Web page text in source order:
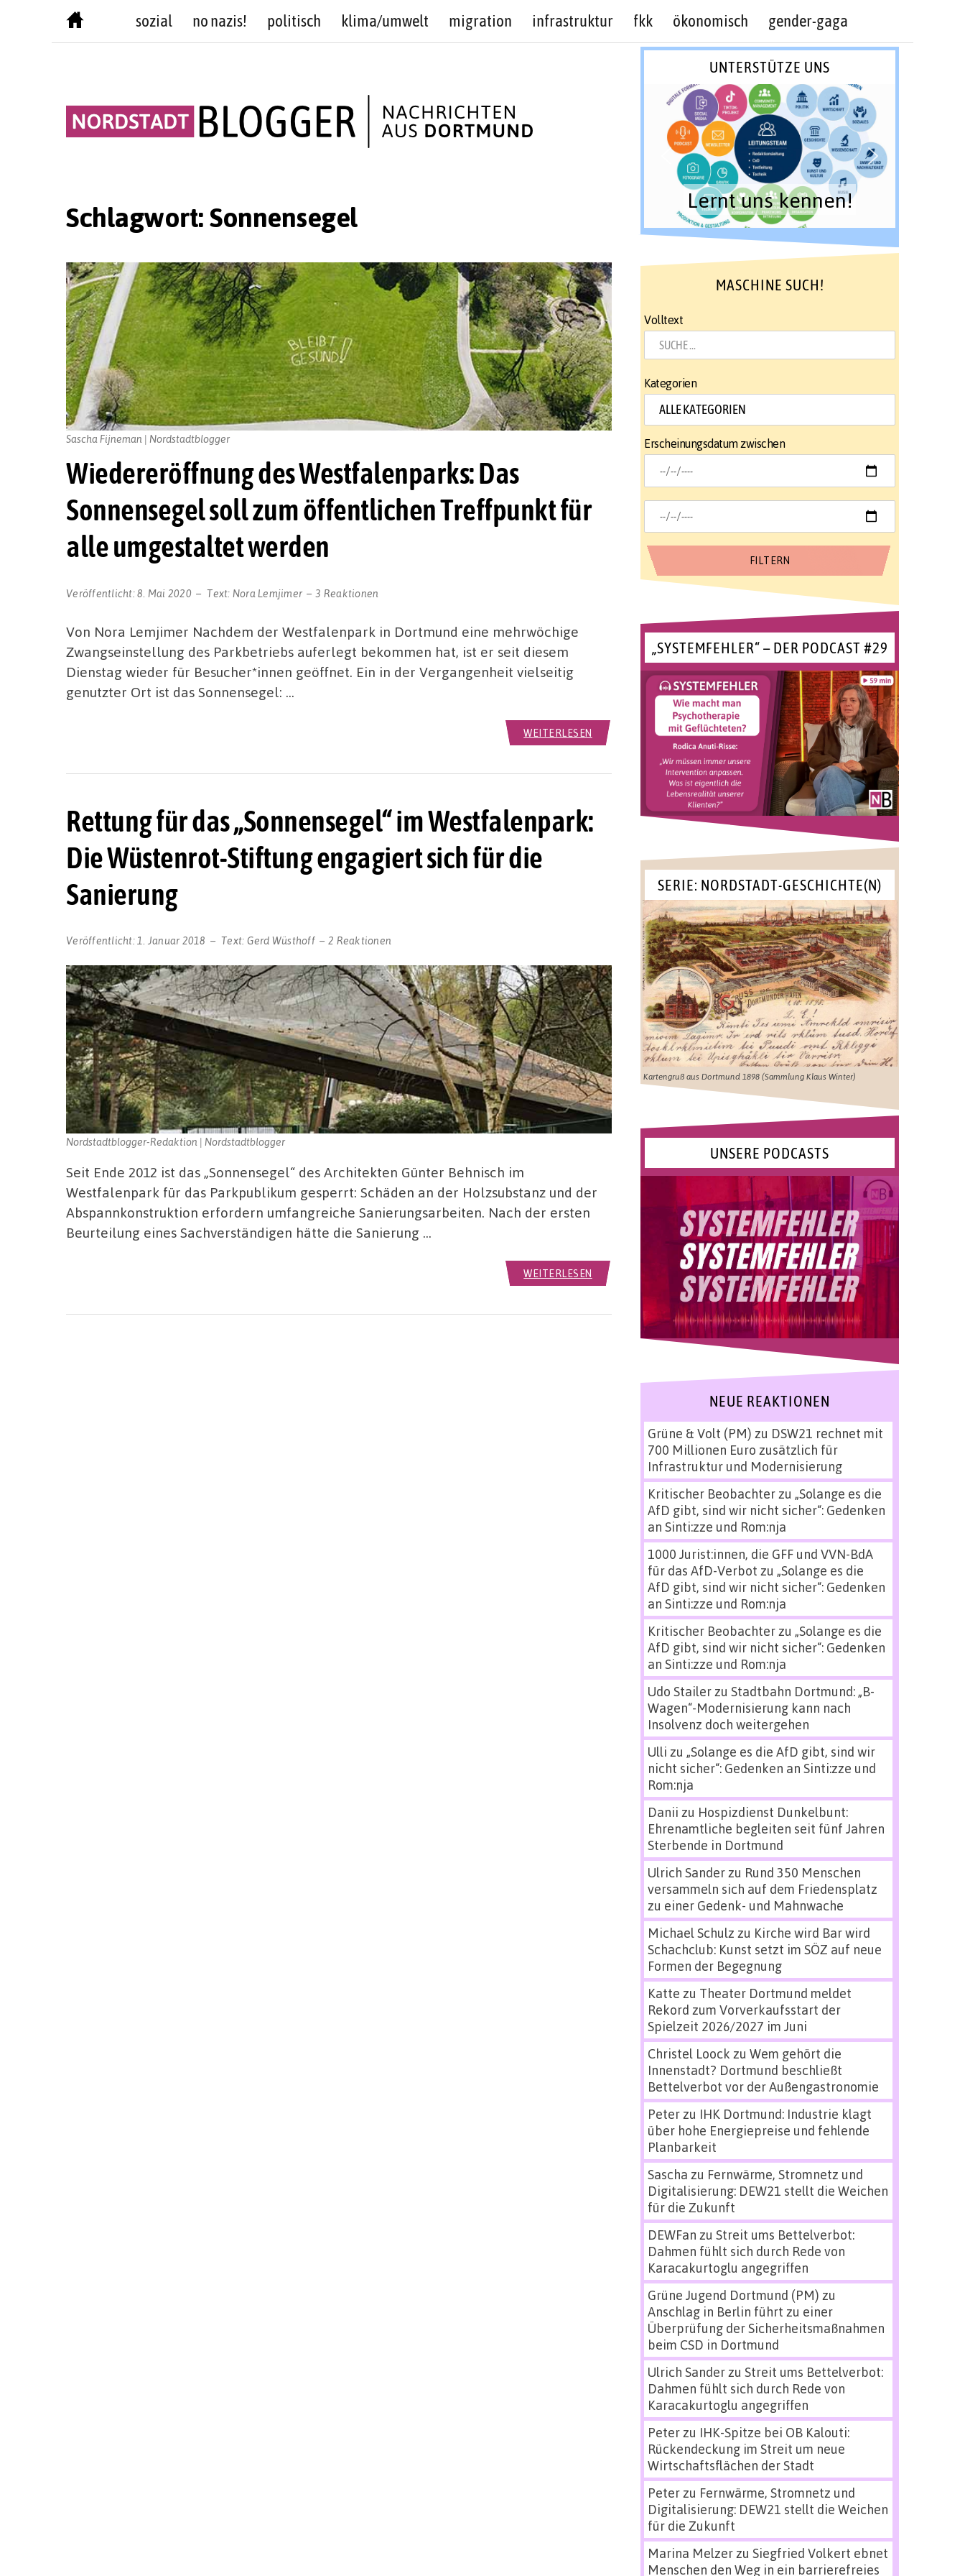
sozial no nazis! politisch klima/umwelt migration infrastruktur fkk ökonomisch gender-gaga
Schlagwort:Sonnensegel
Wiedereröffnung des Westfalenparks: Das
Sonnensegel soll zum öffentlichen Treffpunkt für
alle umgestaltet werden
Veröffentlicht:8. Mai 2020 Text: Nora Lemjimer 3 Reaktionen
Sascha Fijneman | Nordstadtblogger
Von Nora Lemjimer Nachdem der Westfalenpark in Dortmund eine mehrwöchige
Zwangseinstellung des Parkbetriebs auferlegt bekommen hat, ist er seit diesem
Dienstag wieder für Besucher*innen geöffnet. Ein in der Vergangenheit vielseitig
genutzter Ort ist das Sonnensegel: …
WEITERLESEN
Rettung für das „Sonnensegel“ im Westfalenpark:
Die Wüstenrot-Stiftung engagiert sich für die
Sanierung
Veröffentlicht: 1. Januar 2018 Text: Gerd Wüsthoff 2 Reaktionen
Nordstadtblogger-Redaktion | Nordstadtblogger
Seit Ende 2012 ist das „Sonnensegel“ des Architekten Günter Behnisch im
Westfalenpark für das Parkpublikum gesperrt: Schäden an der Holzsubstanz und der
Abspannkonstruktion erfordern umfangreiche Sanierungsarbeiten. Nach der ersten
Beurteilung eines Sachverständigen hätte die Sanierung …
WEITERLESEN
UNTERSTÜTZE UNS
Lernt uns kennen!
MASCHINE SUCH!
Volltext
Kategorien
Erscheinungsdatum zwischen
„SYSTEMFEHLER“ – DER PODCAST #29
SERIE: NORDSTADT-GESCHICHTE(N)
Kartengruß aus Dortmund 1898 (Sammlung Klaus Winter)
UNSERE PODCASTS
NEUE REAKTIONEN
Grüne & Volt (PM) zu DSW21 rechnet mit
700 Millionen Euro zusätzlich für
Infrastruktur und Modernisierung
Kritischer Beobachterzu „Solange es die
AfD gibt, sind wir nicht sicher“: Gedenken
an Sinti:zze und Rom:nja
1000 Jurist:innen, die GFF und VVN-BdA
für das AfD-Verbot zu „Solange es die
AfD gibt, sind wir nicht sicher“: Gedenken
an Sinti:zze und Rom:nja
Kritischer Beobachterzu „Solange es die
AfD gibt, sind wir nicht sicher“: Gedenken
an Sinti:zze und Rom:nja
Udo Stailerzu Stadtbahn Dortmund: „B-
Wagen“-Modernisierung kann nach
Insolvenz doch weitergehen
Ulli zu „Solange es die AfD gibt, sind wir
nicht sicher“: Gedenken an Sinti:zze und
Rom:nja
Danii zu Hospizdienst Dunkelbunt:
Ehrenamtliche begleiten seit fünf Jahren
Sterbende in Dortmund
Ulrich Sanderzu Rund 350 Menschen
versammeln sich auf dem Friedensplatz
zu einer Gedenk- und Mahnwache
Michael Schulz zu Kirche wird Bar wird
Schachclub: Kunst setzt im SÖZ auf neue
Formen der Begegnung
Katte zu Theater Dortmund meldet
Rekord zum Vorverkaufsstart der
Spielzeit 2026/2027 im Juni
Christel Loock zu Wem gehört die
Innenstadt? Dortmund beschließt
Bettelverbot vor der Außengastronomie
Peterzu IHK Dortmund: Industrie klagt
über hohe Energiepreise und fehlende
Planbarkeit
Sascha zu Fernwärme, Stromnetz und
Digitalisierung: DEW21 stellt die Weichen
für die Zukunft
DEWFan zu Streit ums Bettelverbot:
Dahmen fühlt sich durch Rede von
Karacakurtoglu angegriffen
Grüne Jugend Dortmund (PM) zu
Anschlag in Berlin führt zu einer
Überprüfung der Sicherheitsmaßnahmen
beim CSD in Dortmund
Ulrich Sanderzu Streit ums Bettelverbot:
Dahmen fühlt sich durch Rede von
Karacakurtoglu angegriffen
Peterzu IHK-Spitze bei OB Kalouti:
Rückendeckung im Streit um neue
Wirtschaftsflächen der Stadt
Peterzu Fernwärme, Stromnetz und
Digitalisierung: DEW21 stellt die Weichen
für die Zukunft
Marina Melzerzu Siegfried Volkert ebnet
Menschen den Weg in ein barrierefreies